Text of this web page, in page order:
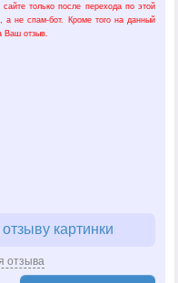
только после перехода по этой
а не спам-бот. Кроме того на данный
Ваш отзыв.
картинки
отзыва